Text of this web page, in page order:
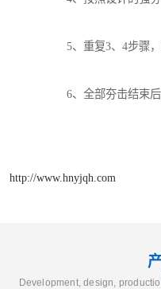
http://www.hnyjqh.com
Development, design,